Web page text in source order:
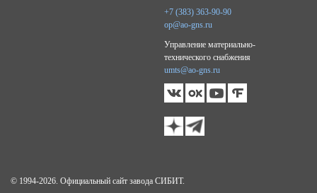
© 1994-2026. Официальный сайт завода СИБИТ.
+7 (383) 363-90-90
op@ao-gns.ru
Управление материально-
технического снабжения
umts@ao-gns.ru